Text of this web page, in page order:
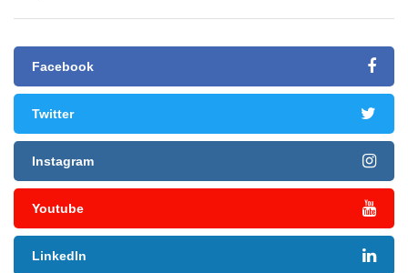
Facebook
Twitter
Instagram
Youtube
LinkedIn